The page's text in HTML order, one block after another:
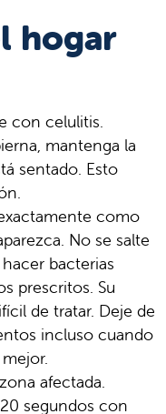
hogar
con celulitis.
mantenga la
sentado. Esto
como
No se salte
bacterias
prescritos. Su
de tratar. Deje de
incluso cuando
afectada.
segundos con